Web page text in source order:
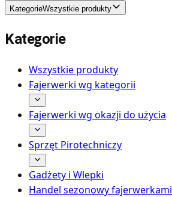
KategorieWszystkie produkty
Kategorie
Wszystkie produkty
Fajerwerki wg kategorii
Fajerwerki wg okazji do użycia
Sprzęt Pirotechniczy
Gadżety i Wlepki
Handel sezonowy fajerwerkami